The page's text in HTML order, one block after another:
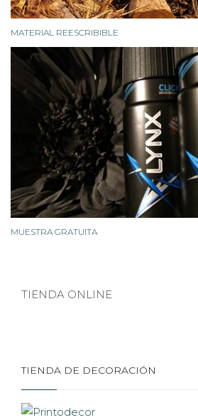
MATERIAL REESCRIBIBLE
MUESTRA GRATUITA
TIENDA ONLINE
TIENDA DE DECORACIÓN